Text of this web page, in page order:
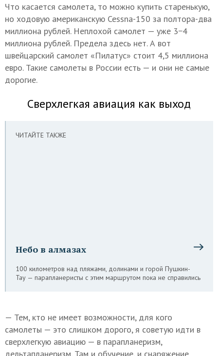
Что касается самолета, то можно купить старенькую,
но ходовую американскую Cessna-150 за полтора-два
миллиона рублей. Неплохой самолет — уже 3−4
миллиона рублей. Предела здесь нет. А вот
швейцарский самолет «Пилатус» стоит 4,5 миллиона
евро. Такие самолеты в России есть — и они не самые
дорогие.
Сверхлегкая авиация как выход
ЧИТАЙТЕ ТАКЖЕ
Небо в алмазах
100 километров над пляжами, долинами и горой Пушкин-
Тау — парапланеристы с этим маршрутом пока не справились
— Тем, кто не имеет возможности, для кого
самолеты — это слишком дорого, я советую идти в
сверхлегкую авиацию — в парапланеризм,